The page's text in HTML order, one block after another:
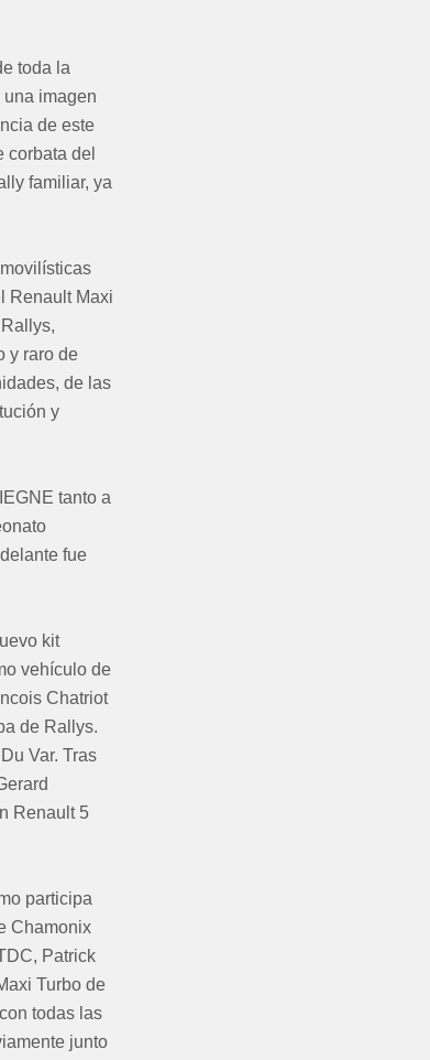
toda la
imagen
de este
corbata del
familiar, ya
Renault Maxi
y raro de
de las
y
tanto a
fue
kit
vehículo de
Chatriot
de Rallys.
Var. Tras
Renault 5
participa
Chamonix
Patrick
Turbo de
todas las
junto